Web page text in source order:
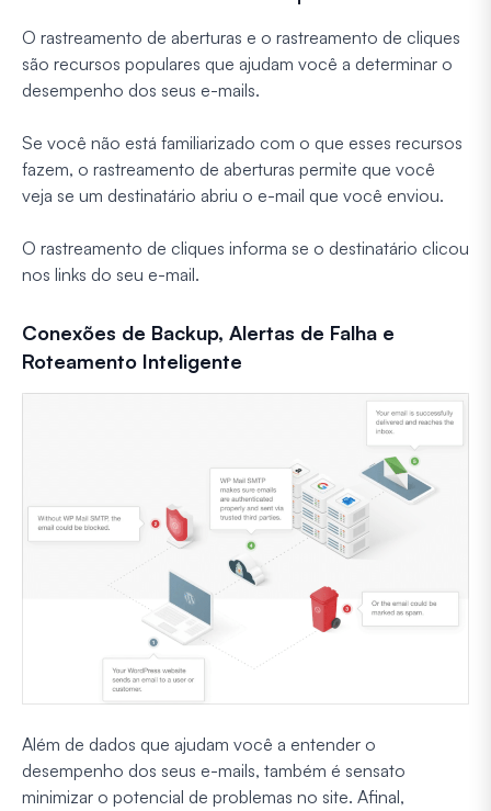
O rastreamento de aberturas e o rastreamento de cliques
são recursos populares que ajudam você a determinar o
desempenho dos seus e-mails.
Se você não está familiarizado com o que esses recursos
fazem, o rastreamento de aberturas permite que você
veja se um destinatário abriu o e-mail que você enviou.
O rastreamento de cliques informa se o destinatário clicou
nos links do seu e-mail.
Conexões de Backup, Alertas de Falha e
Roteamento Inteligente
Além de dados que ajudam você a entender o
desempenho dos seus e-mails, também é sensato
minimizar o potencial de problemas no site. Afinal,